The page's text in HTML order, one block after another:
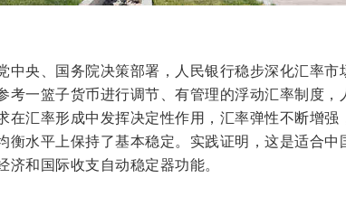
中央、国务院决策部署，人民银行稳步深化汇率市
考一篮子货币进行调节、有管理的浮动汇率制度，
在汇率形成中发挥决定性作用，汇率弹性不断增强
衡水平上保持了基本稳定。实践证明，这是适合中
和国际收支自动稳定器功能。